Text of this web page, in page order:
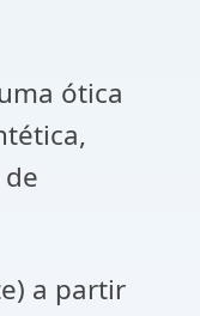
ótica
a partir